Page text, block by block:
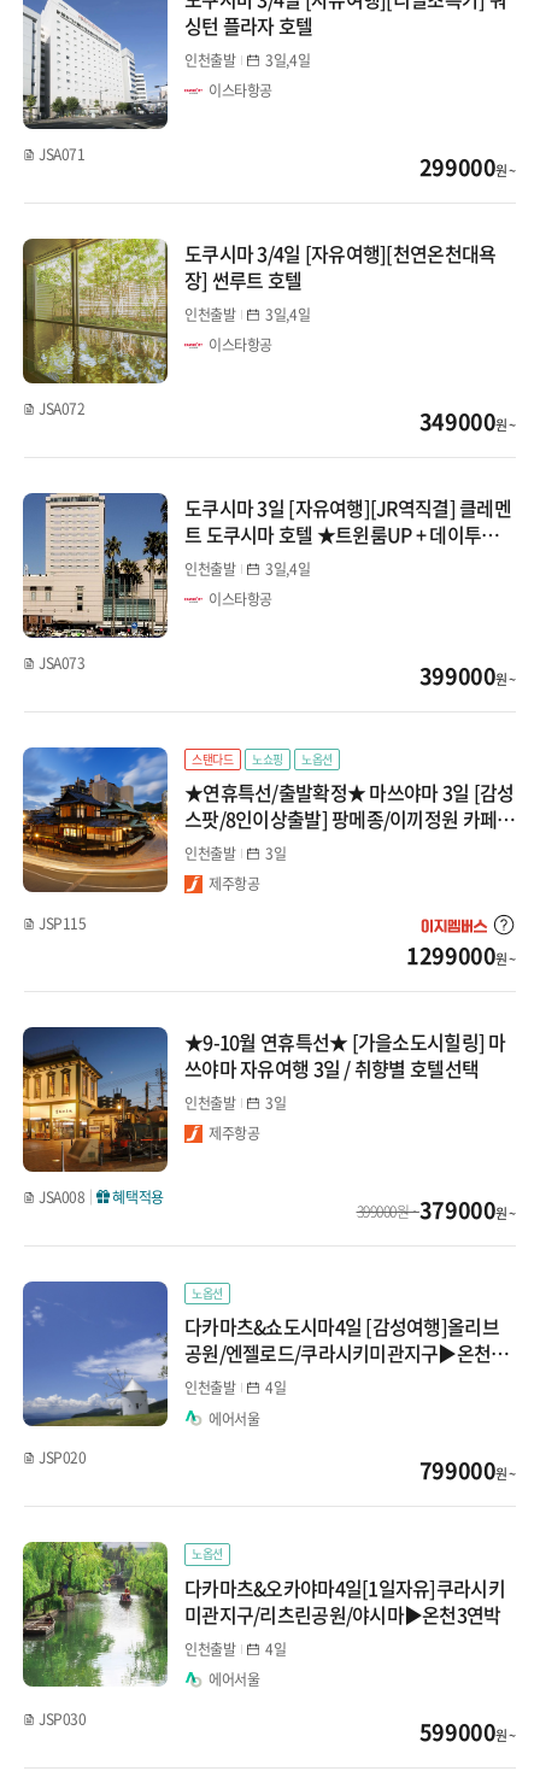
싱턴 플라자 호텔
인천출발
3일,4일
이스타항공
JSA071 299000원 ~
도쿠시마 3/4일 [자유여행][천연온천대욕
장] 썬루트 호텔
인천출발
3일,4일
이스타항공
JSA072 349000원 ~
도쿠시마 3일 [자유여행][JR역직결] 클레멘
트 도쿠시마 호텔 ★트윈룸UP + 데이투어1
회 포함★
인천출발
3일,4일
이스타항공
JSA073 399000원 ~
스탠다드 노쇼핑 노옵션
★연휴특선/출발확정★ 마쓰야마 3일 [감성
스팟/8인이상출발] 팡메종/이끼정원 카페/
도고온천/마쓰야마성
인천출발
3일
제주항공
JSP115
1299000원 ~
★9-10월 연휴특선★ [가을소도시힐링] 마
쓰야마 자유여행 3일 / 취향별 호텔선택
인천출발
3일
제주항공
JSA008 혜택적용 379000원 ~
399000원 ~
노옵션
다카마츠&쇼도시마4일 [감성여행]올리브
공원/엔젤로드/쿠라시키미관지구▶온천3
연박
인천출발
4일
에어서울
JSP020
799000원 ~
노옵션
다카마츠&오카야마4일[1일자유]쿠라시키
미관지구/리츠린공원/야시마▶온천3연박
인천출발
4일
에어서울
JSP030
599000원 ~